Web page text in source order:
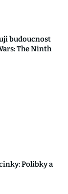
budoucnost
The Ninth
Polibky a